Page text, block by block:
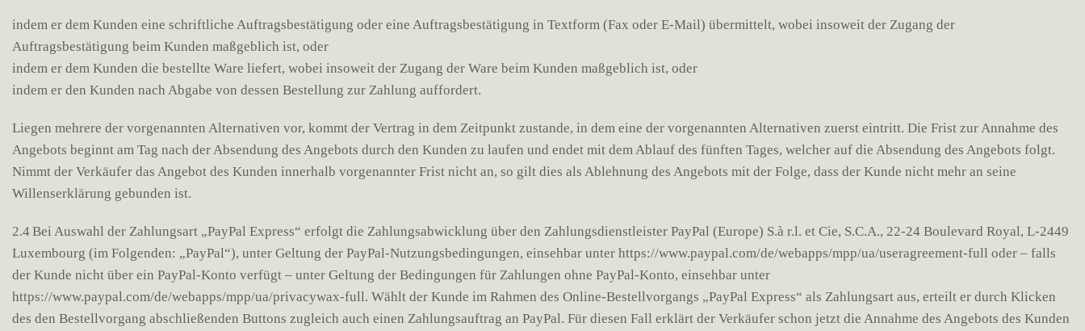
indem er dem Kunden eine schriftliche Auftragsbestätigung oder eine Auftragsbestätigung in Textform (Fax oder E-Mail) übermittelt, wobei insoweit der Zugang der
Auftragsbestätigung beim Kunden maßgeblich ist, oder
indem er dem Kunden die bestellte Ware liefert, wobei insoweit der Zugang der Ware beim Kunden maßgeblich ist, oder
indem er den Kunden nach Abgabe von dessen Bestellung zur Zahlung auffordert.
Liegen mehrere der vorgenannten Alternativen vor, kommt der Vertrag in dem Zeitpunkt zustande, in dem eine der vorgenannten Alternativen zuerst eintritt. Die Frist zur Annahme des
Angebots beginnt am Tag nach der Absendung des Angebots durch den Kunden zu laufen und endet mit dem Ablauf des fünften Tages, welcher auf die Absendung des Angebots folgt.
Nimmt der Verkäufer das Angebot des Kunden innerhalb vorgenannter Frist nicht an, so gilt dies als Ablehnung des Angebots mit der Folge, dass der Kunde nicht mehr an seine
Willenserklärung gebunden ist.
2.4 Bei Auswahl der Zahlungsart „PayPal Express“ erfolgt die Zahlungsabwicklung über den Zahlungsdienstleister PayPal (Europe) S.à r.l. et Cie, S.C.A., 22-24 Boulevard Royal, L-2449
Luxembourg (im Folgenden: „PayPal“), unter Geltung der PayPal-Nutzungsbedingungen, einsehbar unter https://www.paypal.com/de/webapps/mpp/ua/useragreement-full oder – falls
der Kunde nicht über ein PayPal-Konto verfügt – unter Geltung der Bedingungen für Zahlungen ohne PayPal-Konto, einsehbar unter
https://www.paypal.com/de/webapps/mpp/ua/privacywax-full. Wählt der Kunde im Rahmen des Online-Bestellvorgangs „PayPal Express“ als Zahlungsart aus, erteilt er durch Klicken
des den Bestellvorgang abschließenden Buttons zugleich auch einen Zahlungsauftrag an PayPal. Für diesen Fall erklärt der Verkäufer schon jetzt die Annahme des Angebots des Kunden